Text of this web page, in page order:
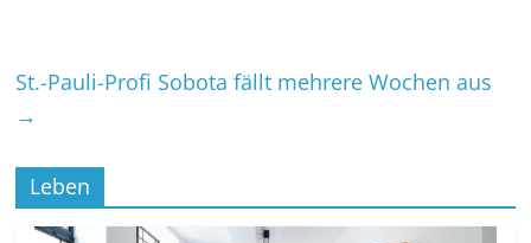
St.-Pauli-Profi Sobota fällt mehrere Wochen aus
→
Leben